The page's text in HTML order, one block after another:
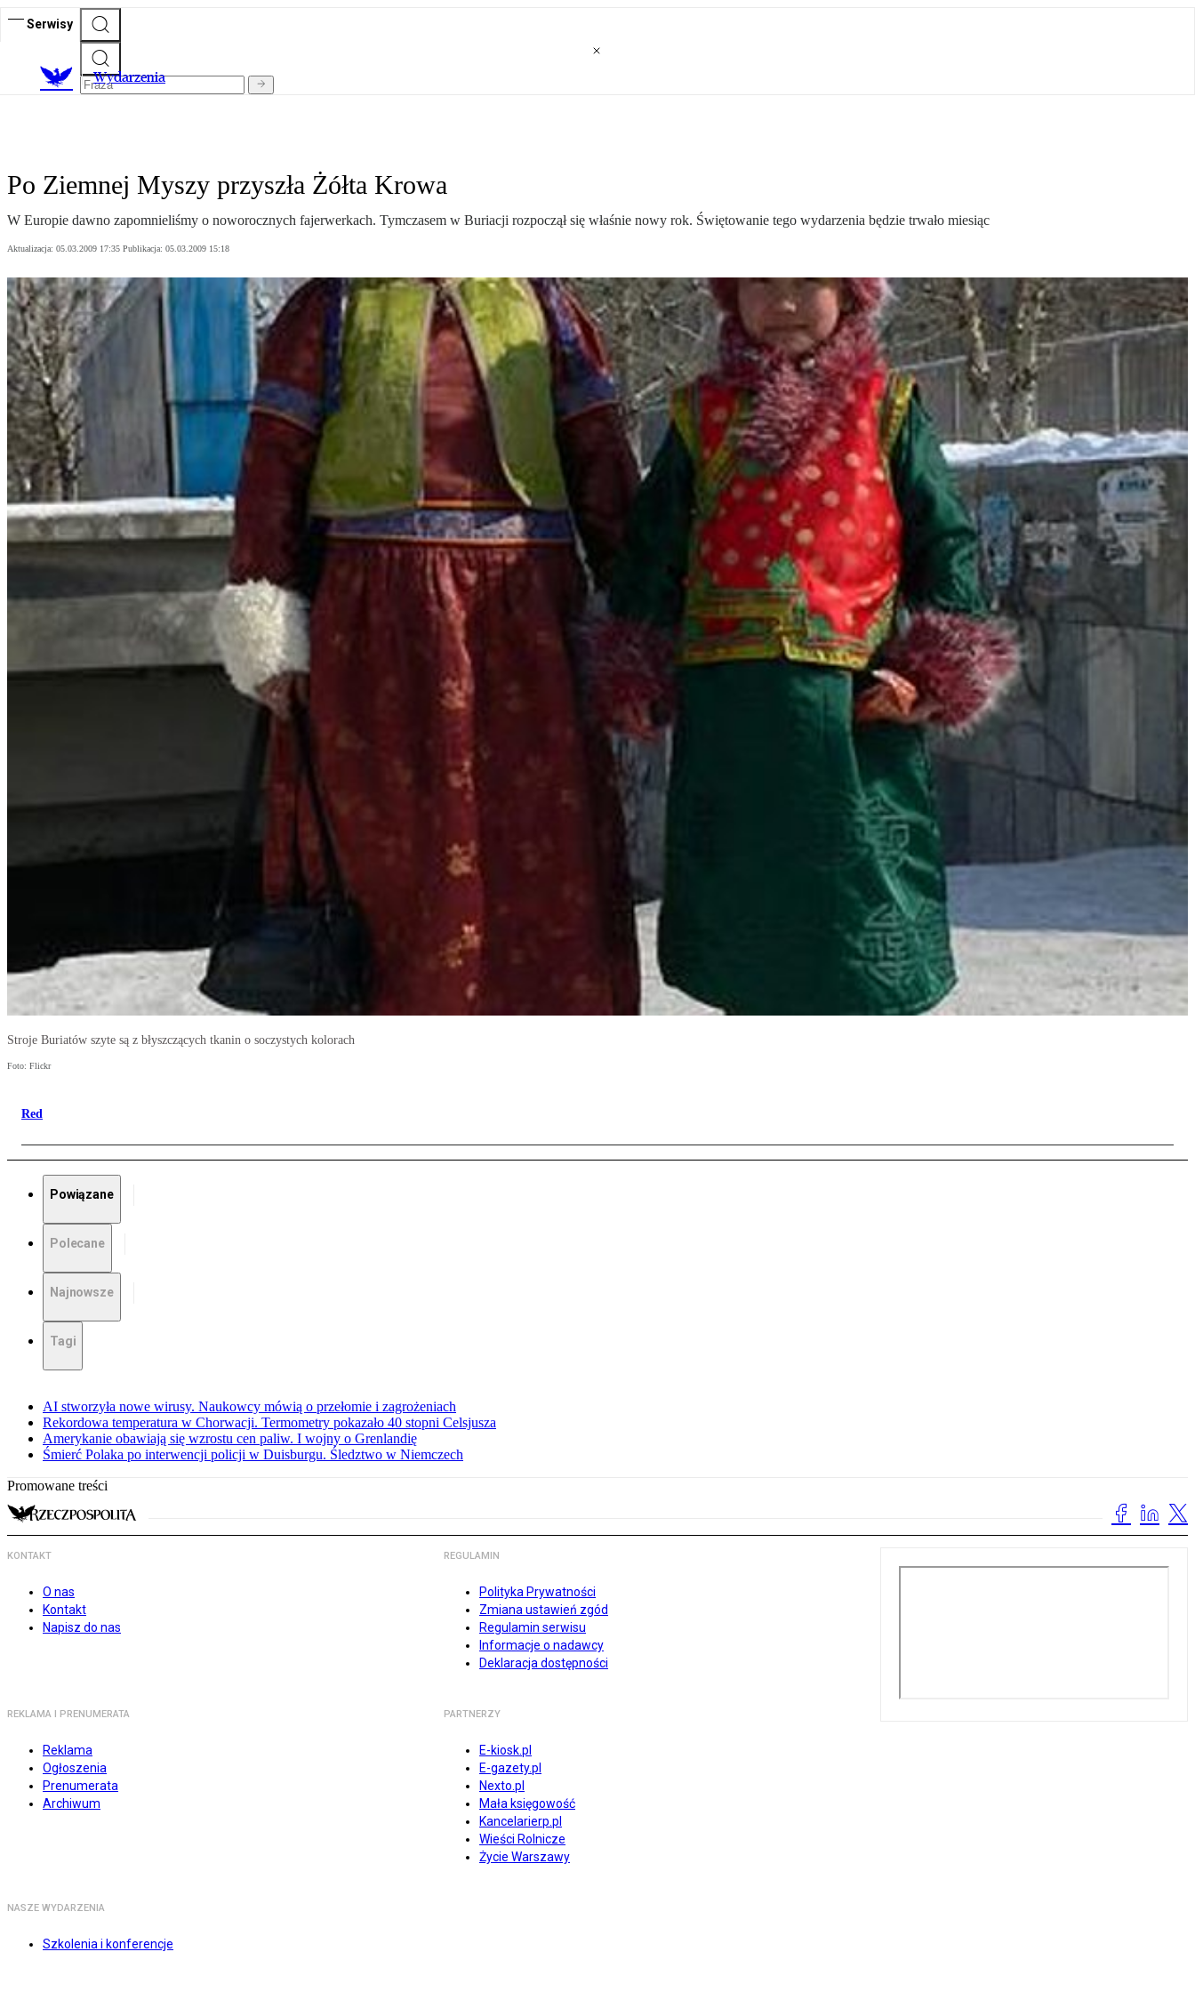
Serwisy
Wydarzenia
Po Ziemnej Myszy przyszła Żółta Krowa
W Europie dawno zapomnieliśmy o noworocznych fajerwerkach. Tymczasem w Buriacji rozpoczął się właśnie nowy rok. Świętowanie tego wydarzenia będzie trwało miesiąc
Aktualizacja: 05.03.2009 17:35 Publikacja: 05.03.2009 15:18
Stroje Buriatów szyte są z błyszczących tkanin o soczystych kolorach
Foto: Flickr
Red
Powiązane
Polecane
Najnowsze
Tagi
AI stworzyła nowe wirusy. Naukowcy mówią o przełomie i zagrożeniach
Rekordowa temperatura w Chorwacji. Termometry pokazało 40 stopni Celsjusza
Amerykanie obawiają się wzrostu cen paliw. I wojny o Grenlandię
Śmierć Polaka po interwencji policji w Duisburgu. Śledztwo w Niemczech
Promowane treści
KONTAKT
O nas
Kontakt
Napisz do nas
REGULAMIN
Polityka Prywatności
Zmiana ustawień zgód
Regulamin serwisu
Informacje o nadawcy
Deklaracja dostępności
REKLAMA I PRENUMERATA
Reklama
Ogłoszenia
Prenumerata
Archiwum
PARTNERZY
E-kiosk.pl
E-gazety.pl
Nexto.pl
Mała księgowość
Kancelarierp.pl
Wieści Rolnicze
Życie Warszawy
NASZE WYDARZENIA
Szkolenia i konferencje